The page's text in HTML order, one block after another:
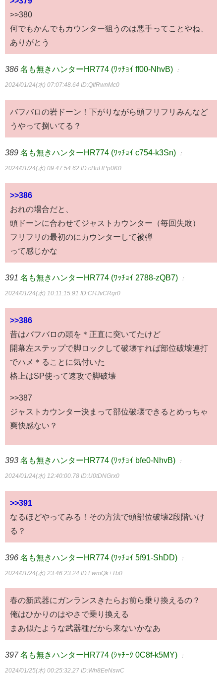
>>380
何でもかんでもカウンター狙うのは悪手ってことやね、
ありがとう
386 名も無きハンターHR774 (ﾜｯﾁｮｲ ff00-NhvB) ：
2024/01/24(水) 07:07:48.64 ID:QIfRwnMc0
バフバロの岩ドーン！下がりながら頭フリフリみんなど
うやって捌いてる？
389 名も無きハンターHR774 (ﾜｯﾁｮｲ c754-k3Sn) ：
2024/01/24(水) 09:47:54.62 ID:cBuHPp0K0
>>386
おれの場合だと、
頭ドーンに合わせてジャストカウンター（毎回失敗）
フリフリの最初のにカウンターして被弾
って感じかな
391 名も無きハンターHR774 (ﾜｯﾁｮｲ 2788-zQB7) ：
2024/01/24(水) 10:11:15.91 ID:CHJvCRgr0
>>386
昔はバフバロの頭を＊正直に突いてたけど
開幕左ステップで脚ロックして破壊すれば部位破壊連打
でハメ＊ることに気付いた
格上はSP使って速攻で脚破壊
>>387
ジャストカウンター決まって部位破壊できるとめっちゃ
爽快感ない？
393 名も無きハンターHR774 (ﾜｯﾁｮｲ bfe0-NhvB) ：
2024/01/24(水) 12:40:00.78 ID:U0tDNGrx0
>>391
なるほどやってみる！その方法で頭部位破壊2段階いけ
る？
396 名も無きハンターHR774 (ﾜｯﾁｮｲ 5f91-ShDD) ：
2024/01/24(水) 23:46:23.24 ID:FwmQk+Tb0
春の新武器にガンランスきたらお前ら乗り換えるの？
俺はひかりのはやさで乗り換える
まあ似たような武器種だから来ないかなあ
397 名も無きハンターHR774 (ｼｬﾁｰｸ 0C8f-k5MY) ：
2024/01/25(木) 00:25:32.27 ID:Wh8EeNswC